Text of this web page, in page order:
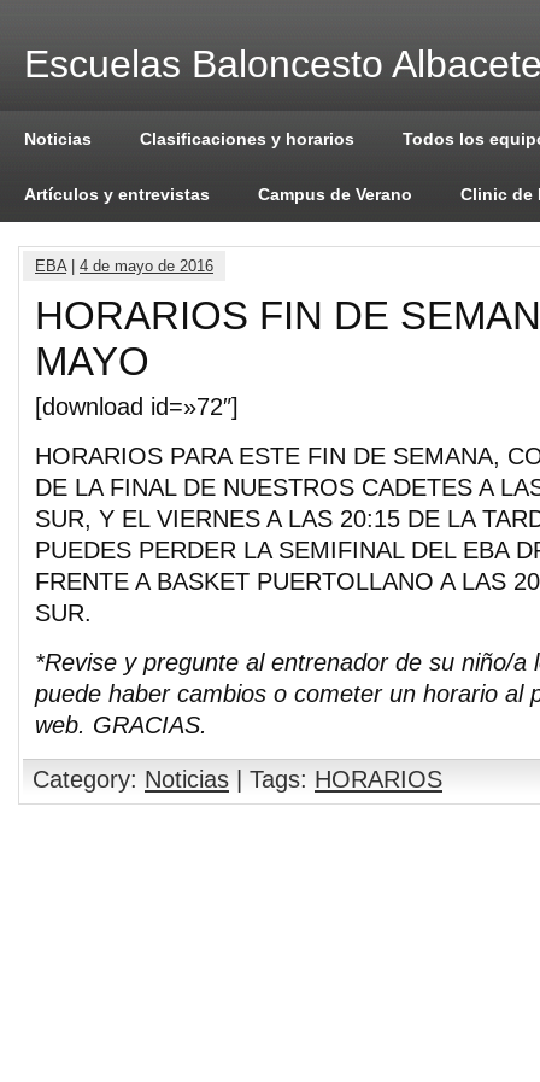
Escuelas Baloncesto
Noticias Clasificaciones y horarios Todos los
Artículos y entrevistas Campus de Verano Clinic de
EBA| 4 de mayo de 2016
HORARIOS FIN DE
MAYO
[download id=»72″]
HORARIOS PARA ESTE FIN DE SEMANA,
DE LA FINAL DE NUESTROS CADETES A
SUR, Y EL VIERNES A LAS 20:15 DE LA
PUEDES PERDER LA SEMIFINAL DEL EBA
FRENTE A BASKET PUERTOLLANO A LAS
SUR.
*Revise y pregunte al entrenador de su niño/a
puede haber cambios o cometer un horario al
web. GRACIAS.
Category: Noticias | Tags: HORARIOS